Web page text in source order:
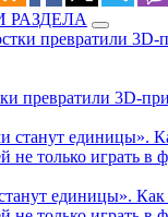
РАЗДЕЛА
превратили 3D-
единицы». Как